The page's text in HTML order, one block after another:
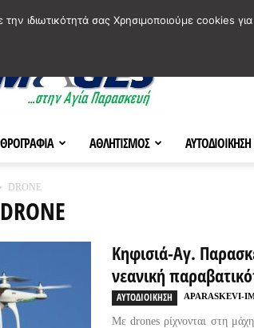
ΑΘΛΗΤΙΣΜΟΣ ΑΥΤΟΔΙΟΙΚΗΣΗ
DRONE
Κηφισιά-Αγ.
νεανική
ΑΥΤΟΔΙΟΙΚΗΣΗ APARASKEVI-
Με drones ρίχνονται στη
ιδιωτικότητά σας Χρησιμοποιούμε cookies